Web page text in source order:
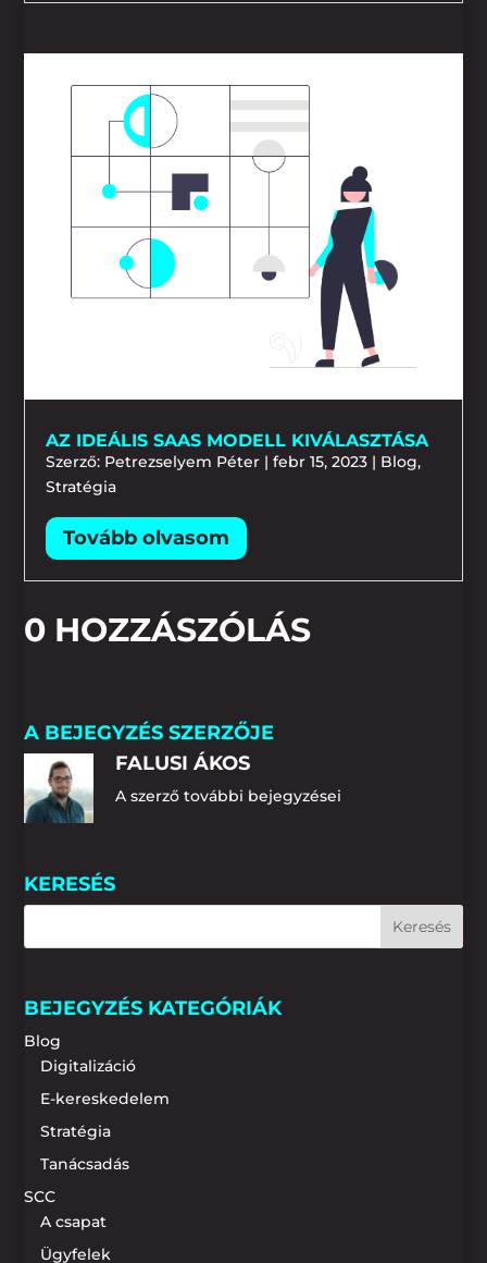
AZ IDEÁLIS SAAS MODELL KIVÁLASZTÁSA
Szerző: Petrezselyem Péter |febr 15, 2023 | Blog,
Stratégia
0 HOZZÁSZÓLÁS
A BEJEGYZÉS SZERZŐJE
FALUSI ÁKOS
A szerző további bejegyzései
KERESÉS
BEJEGYZÉS KATEGÓRIÁK
Blog
Digitalizáció
E-kereskedelem
Stratégia
Tanácsadás
SCC
A csapat
Ügyfelek